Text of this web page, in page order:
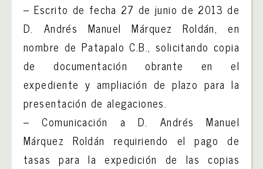
– Escrito de fecha 27 de junio de 2013 de
D. Andrés Manuel Márquez Roldán, en
nombre de Patapalo C.B., solicitando copia
de documentación obrante en el
expediente y ampliación de plazo para la
presentación de alegaciones.
– Comunicación a D. Andrés Manuel
Márquez Roldán requiriendo el pago de
tasas para la expedición de las copias